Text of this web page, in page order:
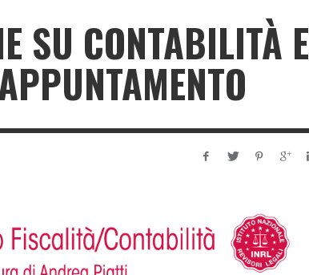
SU CONTABILITÀ E